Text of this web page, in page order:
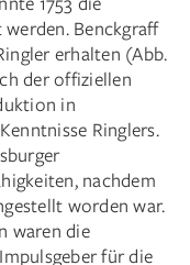
Benckgraff
erhalten (Abb.
der offiziellen
in
Ringlers.
nachdem
worden war.
waren die
für die